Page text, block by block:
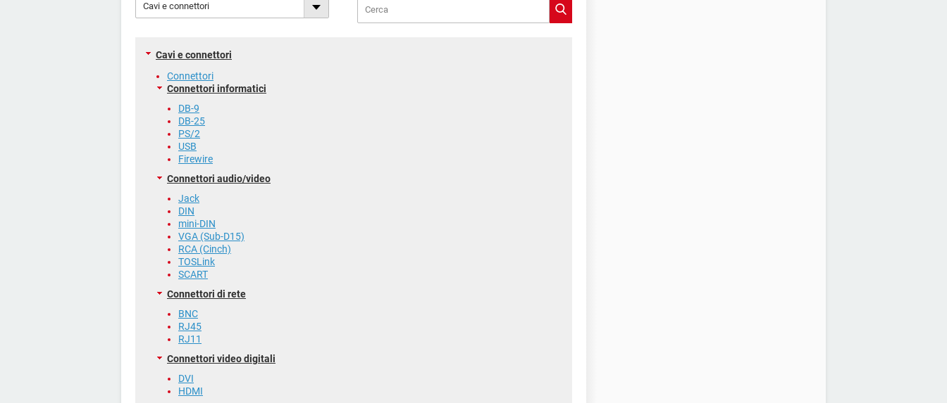
Cavi e connettori
Cavi e connettori
Connettori
Connettori informatici
DB-9
DB-25
PS/2
USB
Firewire
Connettori audio/video
Jack
DIN
mini-DIN
VGA (Sub-D15)
RCA (Cinch)
TOSLink
SCART
Connettori di rete
BNC
RJ45
RJ11
Connettori video digitali
DVI
HDMI